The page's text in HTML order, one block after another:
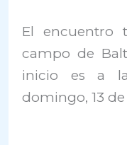
El encuentro
campo de
inicio es a
domingo, 13